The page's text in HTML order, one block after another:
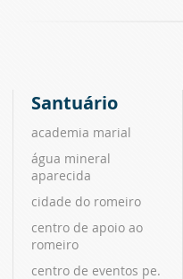
Santuário
academia marial
água mineral
aparecida
cidade do romeiro
centro de apoio ao
romeiro
centro de eventos pe.